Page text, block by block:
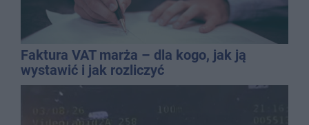
Faktura VAT marża – dla kogo, jak ją
wystawić i jak rozliczyć